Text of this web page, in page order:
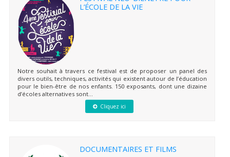
L’ÉCOLE DE LA VIE
Notre souhait à travers ce festival est de proposer un panel des
divers outils, techniques, activités qui existent autour de l’éducation
pour le bien-être de nos enfants. 150 exposants, dont une dizaine
d’écoles alternatives sont...
Cliquez ici
DOCUMENTAIRES ET FILMS